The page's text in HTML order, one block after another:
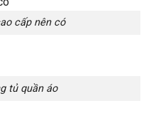
cấp nên có
tủ quần áo